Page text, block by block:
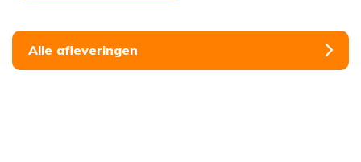
Alle afleveringen